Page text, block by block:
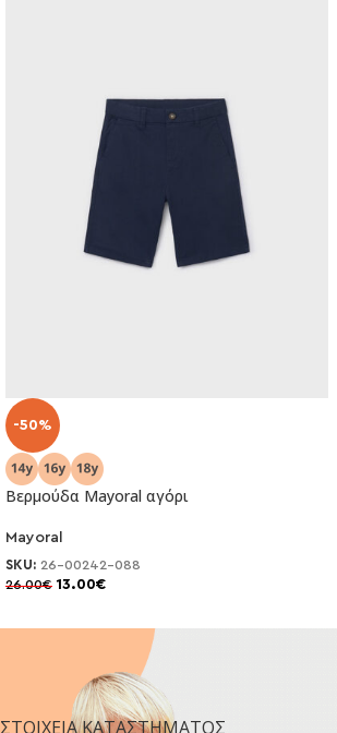
-50%
Βερμούδα Mayoral αγόρι
Mayoral
SKU: 26-00242-088
26.00€ 13.00€
ΣΤΟΙΧΕΊΑ ΚΑΤΑΣΤΉΜΑΤΟΣ